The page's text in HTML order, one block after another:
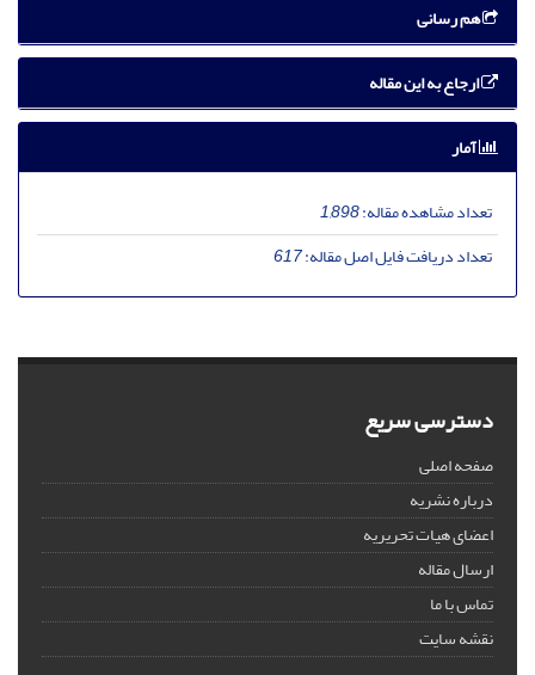
هم رسانی
ارجاع به این مقاله
آمار
تعداد مشاهده مقاله:1,898
تعداد دریافت فایل اصل مقاله:617
دسترسی سریع
صفحه اصلی
درباره نشریه
اعضای هیات تحریریه
ارسال مقاله
تماس با ما
نقشه سایت